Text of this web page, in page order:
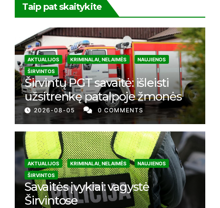
Taip pat skaitykite
AKTUALIJOS KRIMINALAI, NELAIMĖS
NAUJIENOS
ŠIRVINTOS
Širvintų PGT savaitė: išleisti
užsitrenkę patalpoje žmonės
2026-08-05 0 COMMENTS
AKTUALIJOS KRIMINALAI, NELAIMĖS
NAUJIENOS
ŠIRVINTOS
Savaitės įvykiai: vagystė
Širvintose